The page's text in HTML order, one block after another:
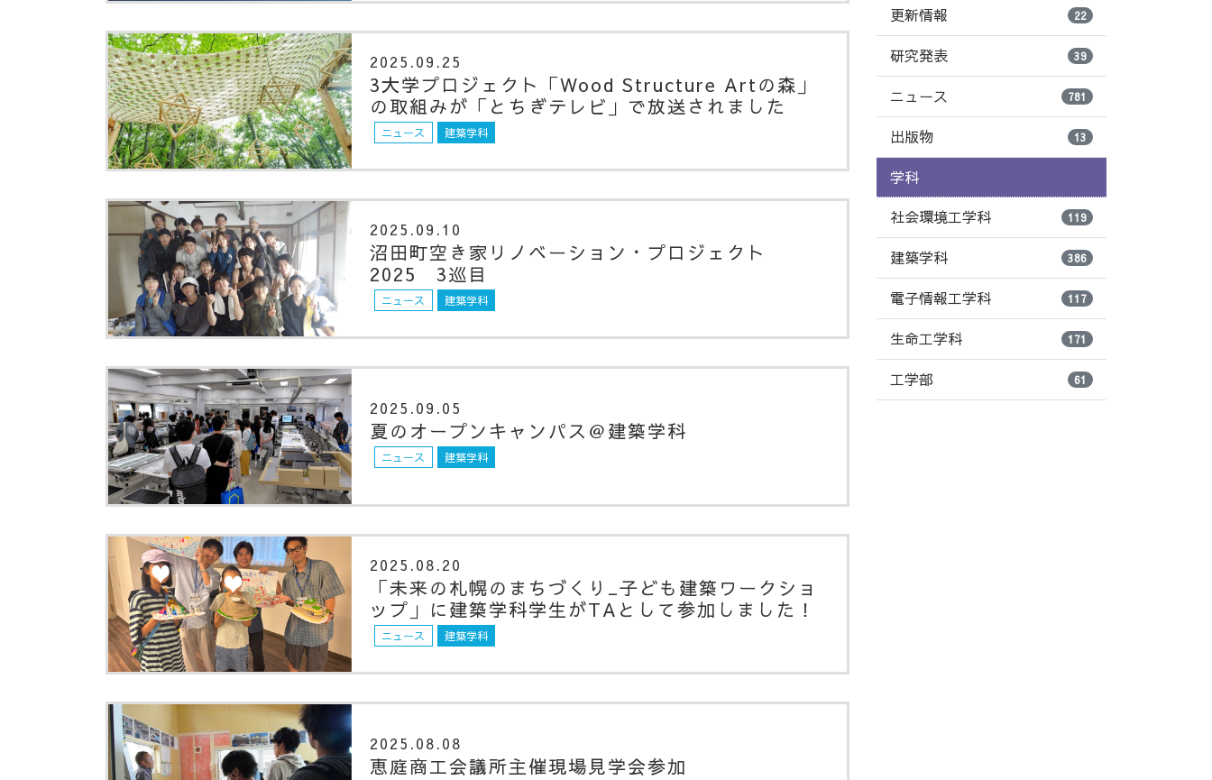
2025.09.25
3大学プロジェクト「Wood Structure Artの森」
の取組みが「とちぎテレビ」で放送されました
ニュース 建築学科
2025.09.10
沼田町空き家リノベーション・プロジェクト
2025 3巡目
ニュース 建築学科
2025.09.05
夏のオープンキャンパス＠建築学科
ニュース 建築学科
2025.08.20
「未来の札幌のまちづくり_子ども建築ワークショ
ップ」に建築学科学生がTAとして参加しました！
ニュース 建築学科
2025.08.08
恵庭商工会議所主催現場見学会参加
更新情報 22
研究発表 39
ニュース 781
出版物 13
学科
社会環境工学科 119
建築学科 386
電子情報工学科 117
生命工学科 171
工学部 61